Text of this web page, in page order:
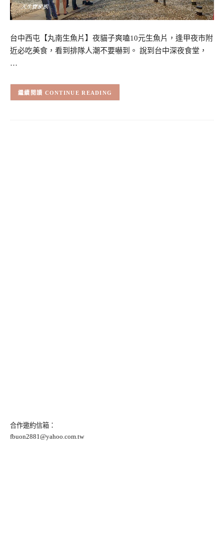
台中西屯【丸南生魚片】夜貓子爽嗑10元生魚片，逢甲夜市附
近必吃美食，看到排隊人潮不要嚇到。 說到台中深夜食堂，
…
CONTINUE READING
合作邀約信箱：
fbuon2881@yahoo.com.tw